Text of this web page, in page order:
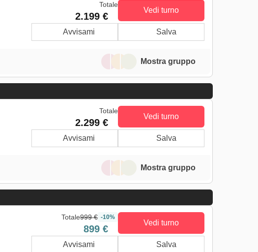
Totale
2.199 €
Vedi turno
Avvisami Salva
Mostra gruppo
Totale
2.299 €
Vedi turno
Avvisami Salva
Mostra gruppo
Totale999 € -10%
899 €
Vedi turno
Avvisami Salva